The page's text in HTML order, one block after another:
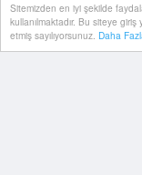
Sitemizden en iyi şekilde
kullanılmaktadır. Bu siteye giriş
etmiş sayılıyorsunuz. Daha